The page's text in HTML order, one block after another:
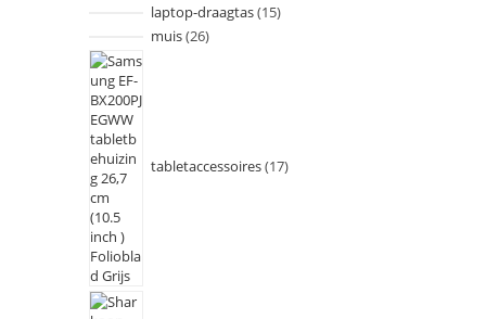
laptop-draagtas 15
muis 26
tabletaccessoires 17